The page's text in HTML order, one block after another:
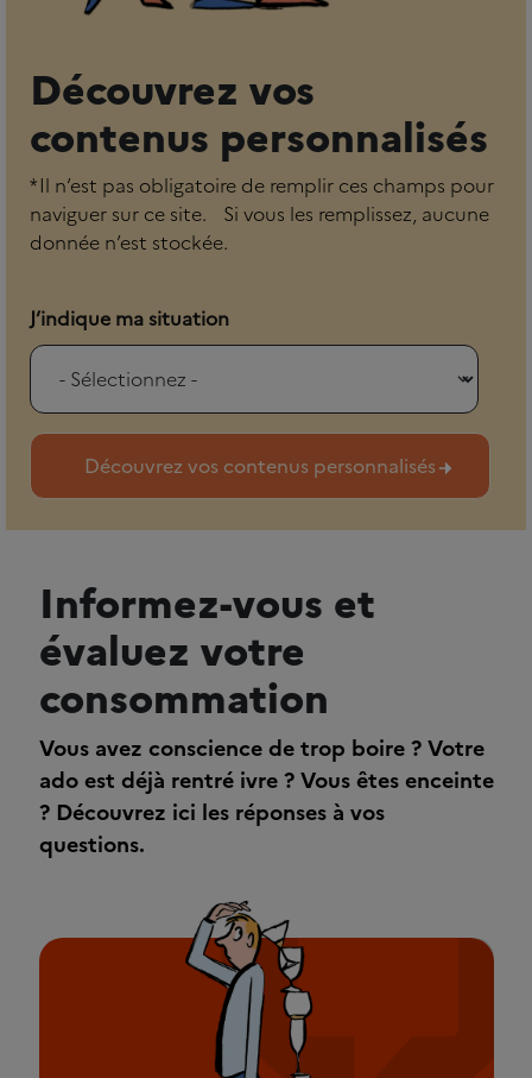
Découvrez vos
contenus personnalisés
* Il n’est pas obligatoire de remplir ces champs pour
naviguer sur ce site. Si vous les remplissez, aucune
donnée n’est stockée.
J’indique ma situation
Informez-vous et
évaluez votre
consommation
Vous avez conscience de trop boire ? Votre
ado est déjà rentré ivre ? Vous êtes enceinte
? Découvrez ici les réponses à vos
questions.